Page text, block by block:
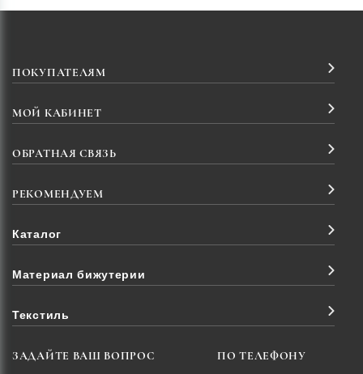
ПОКУПАТЕЛЯМ
МОЙ КАБИНЕТ
ОБРАТНАЯ СВЯЗЬ
РЕКОМЕНДУЕМ
Каталог
Материал бижутерии
Текстиль
ЗАДАЙТЕ ВАШ ВОПРОС ПО ТЕЛЕФОНУ